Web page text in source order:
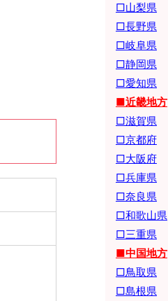
□山梨県
□長野県
□岐阜県
□静岡県
□愛知県
■近畿地方
□滋賀県
□京都府
□大阪府
□兵庫県
□奈良県
□和歌山県
□三重県
■中国地方
□鳥取県
□島根県